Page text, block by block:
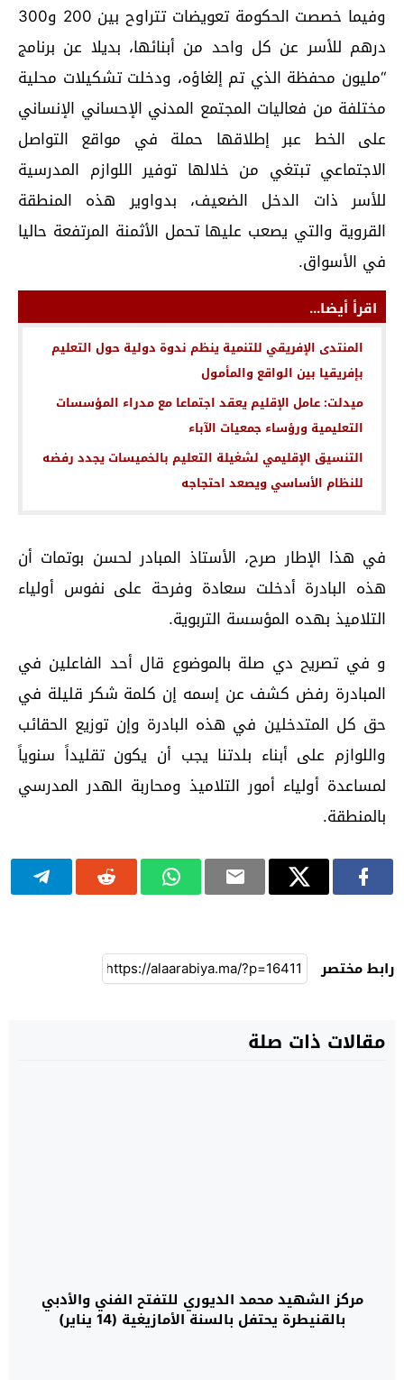
وفيما خصصت الحكومة تعويضات تتراوح بين 200 و300
درهم للأسر عن كل واحد من أبنائها، بديلا عن برنامج
“مليون محفظة الذي تم إلغاؤه، ودخلت تشكيلات محلية
مختلفة من فعاليات المجتمع المدني الإحساني الإنساني
على الخط عبر إطلاقها حملة في مواقع التواصل
الاجتماعي تبتغي من خلالها توفير اللوازم المدرسية
للأسر ذات الدخل الضعيف، بدواوير هذه المنطقة
القروية والتي يصعب عليها تحمل الأثمنة المرتفعة حاليا
في الأسواق.
اقرأ أيضا...
المنتدى الإفريقي للتنمية ينظم ندوة دولية حول التعليم
بإفريقيا بين الواقع والمأمول
ميدلت: عامل الإقليم يعقد اجتماعا مع مدراء المؤسسات
التعليمية ورؤساء جمعيات الآباء
التنسيق الإقليمي لشغيلة التعليم بالخميسات يجدد رفضه
للنظام الأساسي ويصعد احتجاجه
في هذا الإطار صرح، الأستاذ المبادر لحسن بوتمات أن
هذه البادرة أدخلت سعادة وفرحة على نفوس أولياء
التلاميذ بهده المؤسسة التربوية.
و في تصريح دي صلة بالموضوع قال أحد الفاعلين في
المبادرة رفض كشف عن إسمه إن كلمة شكر قليلة في
حق كل المتدخلين في هذه البادرة وإن توزيع الحقائب
واللوازم على أبناء بلدتنا يجب أن يكون تقليداً سنوياً
لمساعدة أولياء أمور التلاميذ ومحاربة الهدر المدرسي
بالمنطقة.
رابط مختصر
مقالات ذات صلة
مركز الشهيد محمد الديوري للتفتح الفني والأدبي
بالقنيطرة يحتفل بالسنة الأمازيغية (14 يناير)